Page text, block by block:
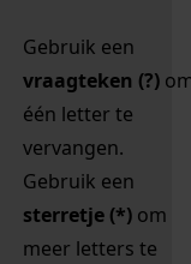
Gebruik een
vraagteken (?)
één letter te
vervangen.
Gebruik een
sterretje (*) om
meer letters te